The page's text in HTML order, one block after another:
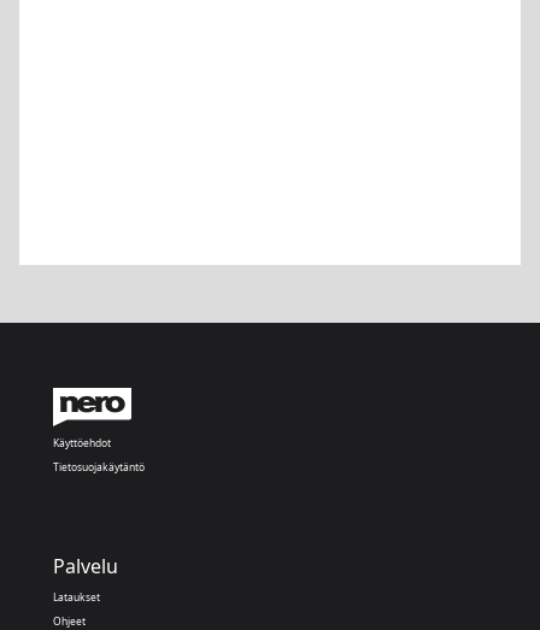
Käyttöehdot
Tietosuojakäytäntö
Palvelu
Lataukset
Ohjeet